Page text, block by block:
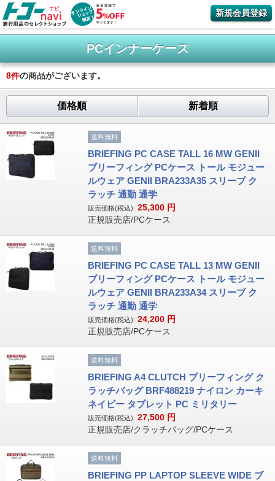
新規会員登録
PCインナーケース
8件の商品がございます。
価格順 新着順
送料無料
BRIEFING PC CASE TALL 16 MW GENII
ブリーフィング PCケース トール モジュー
ルウェア GENII BRA233A35 スリーブ ク
ラッチ 通勤 通学
販売価格(税込): 25,300 円
正規販売店/PCケース
送料無料
BRIEFING PC CASE TALL 13 MW GENII
ブリーフィング PCケース トール モジュー
ルウェア GENII BRA233A34 スリーブ ク
ラッチ 通勤 通学
販売価格(税込): 24,200 円
正規販売店/PCケース
送料無料
BRIEFING A4 CLUTCH ブリーフィング ク
ラッチバッグ BRF488219 ナイロン カーキ
ネイビー タブレット PC ミリタリー
販売価格(税込): 27,500 円
正規販売店/クラッチバッグ/PCケース
送料無料
BRIEFING PP LAPTOP SLEEVE WIDE ブ